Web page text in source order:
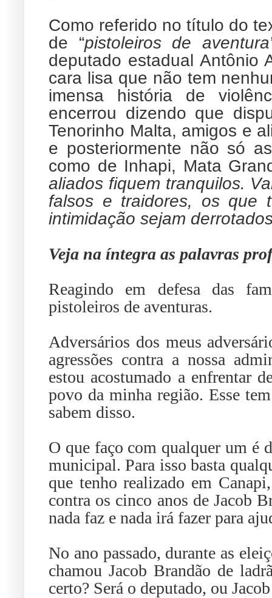
Como referido no título do
de “pistoleiros de
deputado estadual Antônio
cara lisa que não tem
imensa história de
encerrou dizendo que
Tenorinho Malta, amigos e
e posteriormente não só
como de Inhapi, Mata
aliados fiquem tranquilos.
falsos e traidores, os que
intimidação sejam
Veja na íntegra as palavras
Reagindo em defesa das
pistoleiros de aventuras.
Adversários dos meus
agressões contra a nossa
estou acostumado a enfrentar
povo da minha região. Esse
sabem disso.
O que faço com qualquer um é
municipal. Para isso basta
que tenho realizado em
contra os cinco anos de Jacob
nada faz e nada irá fazer para
No ano passado, durante as
chamou Jacob Brandão de
certo? Será o deputado, ou